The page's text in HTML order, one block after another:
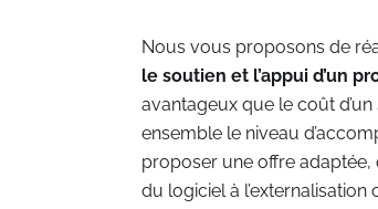
Nous vous proposons de
le soutien et l’appui d’un
avantageux que le coût
ensemble le niveau
proposer une offre
du logiciel à